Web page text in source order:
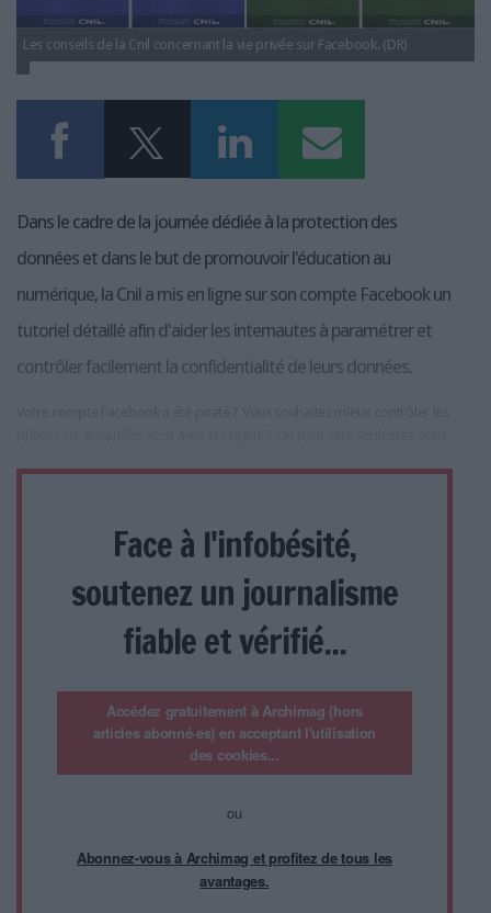
NOS OFFRES D'ABONNEMENTS
Les conseils de la Cnil concernant la vie privée sur Facebook. (DR)
Dans le cadre de la journée dédiée à la protection des
données et dans le but de promouvoir l'éducation au
numérique, la Cnil a mis en ligne sur son compte Facebook un
tutoriel détaillé afin d'aider les internautes à paramétrer et
contrôler facilement la confidentialité de leurs données.
Face à l'infobésité,
soutenez un journalisme
fiable et vérifié...
Accédez gratuitement à Archimag (hors
articles abonné·es) en acceptant l'utilisation
des cookies...
ou
Abonnez-vous à Archimag et profitez de tous les
avantages.